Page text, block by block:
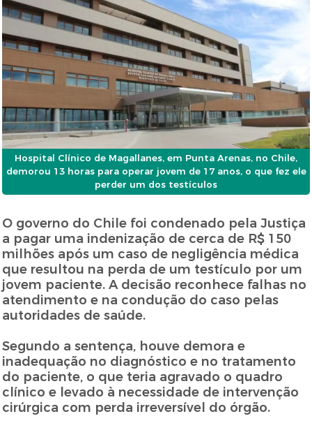
Hospital Clínico de Magallanes, em Punta Arenas, no Chile,
demorou 13 horas para operar jovem de 17 anos, o que fez ele
perder um dos testículos
O governo do Chile foi condenado pela Justiça
a pagar uma indenização de cerca de R$ 150
milhões após um caso de negligência médica
que resultou na perda de um testículo por um
jovem paciente. A decisão reconhece falhas no
atendimento e na condução do caso pelas
autoridades de saúde.
Segundo a sentença, houve demora e
inadequação no diagnóstico e no tratamento
do paciente, o que teria agravado o quadro
clínico e levado à necessidade de intervenção
cirúrgica com perda irreversível do órgão.